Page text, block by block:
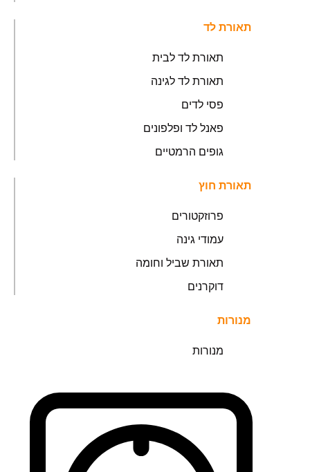
תאורת לד
תאורת לד לבית
תאורת לד לגינה
פסי לדים
פאנל לד ופלפונים
גופים הרמטיים
תאורת חוץ
פרוזקטורים
עמודי גינה
תאורת שביל וחומה
דוקרנים
מנורות
מנורות